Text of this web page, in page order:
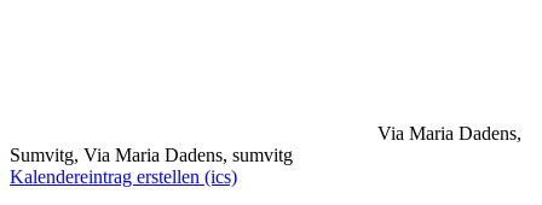
Via Maria Dadens,
Sumvitg, Via Maria Dadens, sumvitg
Kalendereintrag erstellen (ics)